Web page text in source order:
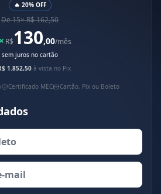
🔥 20% OFF
De 15× R$ 162,50
R$130,00/mês
sem juros no cartão
1.852,50 à vista no Pix
Certificado MEC Cartão, Pix ou Boleto